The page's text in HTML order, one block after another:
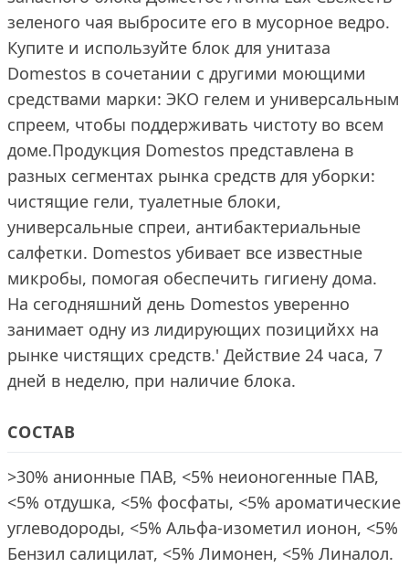
зеленого чая выбросите его в мусорное ведро.
Купите и используйте блок для унитаза
Domestos в сочетании с другими моющими
средствами марки: ЭКО гелем и универсальным
спреем, чтобы поддерживать чистоту во всем
доме.Продукция Domestos представлена в
разных сегментах рынка средств для уборки:
чистящие гели, туалетные блоки,
универсальные спреи, антибактериальные
салфетки. Domestos убивает все известные
микробы, помогая обеспечить гигиену дома.
На сегодняшний день Domestos уверенно
занимает одну из лидирующих позицийxx на
рынке чистящих средств.' Действие 24 часа, 7
дней в неделю, при наличие блока.
СОСТАВ
>30% анионные ПАВ, <5% неионогенные ПАВ,
<5% отдушка, <5% фосфаты, <5% ароматические
углеводороды, <5% Альфа-изометил ионон, <5%
Бензил салицилат, <5% Лимонен, <5% Линалол.